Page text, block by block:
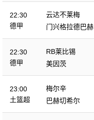
22:30
德甲
云达不莱梅
门兴格拉德巴赫
22:30
德甲
RB莱比锡
美因茨
23:00
土篮超
梅尔辛
巴赫切希尔